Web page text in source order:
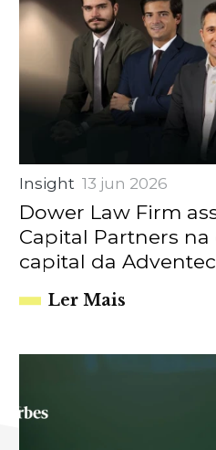
Insight 13 jun 2026
Dower Law Firm
Capital Partners
capital da
Ler Mais